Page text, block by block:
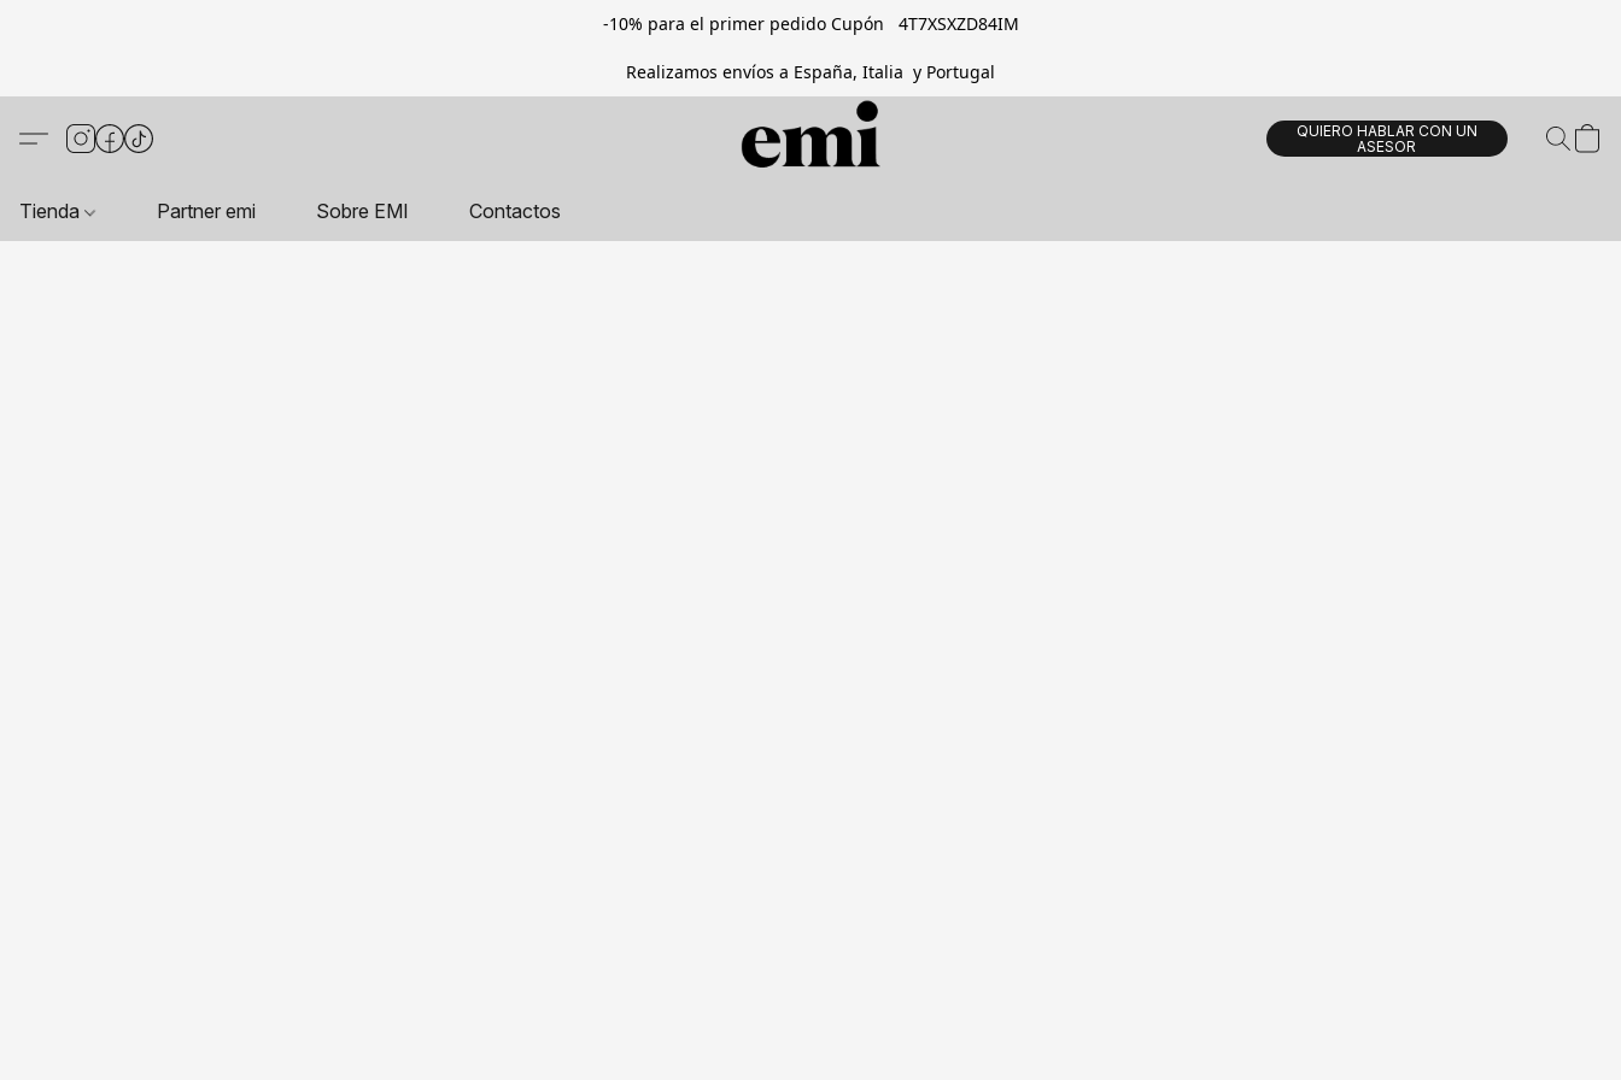
-10% para el primer pedido Cupón 4T7XSXZD84IM
Realizamos envíos a España, Italia y Portugal
QUIERO HABLAR CON UN
ASESOR
Tienda Partner emi Sobre EMI Contactos